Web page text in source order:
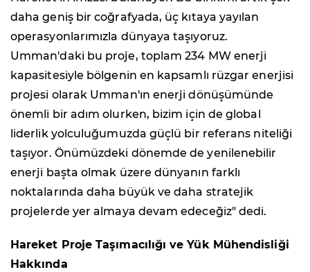
daha geniş bir coğrafyada, üç kıtaya yayılan
operasyonlarımızla dünyaya taşıyoruz.
Umman'daki bu proje, toplam 234 MW enerji
kapasitesiyle bölgenin en kapsamlı rüzgar enerjisi
projesi olarak Umman'ın enerji dönüşümünde
önemli bir adım olurken, bizim için de global
liderlik yolculuğumuzda güçlü bir referans niteliği
taşıyor. Önümüzdeki dönemde de yenilenebilir
enerji başta olmak üzere dünyanın farklı
noktalarında daha büyük ve daha stratejik
projelerde yer almaya devam edeceğiz" dedi.
Hareket Proje Taşımacılığı ve Yük Mühendisliği
Hakkında